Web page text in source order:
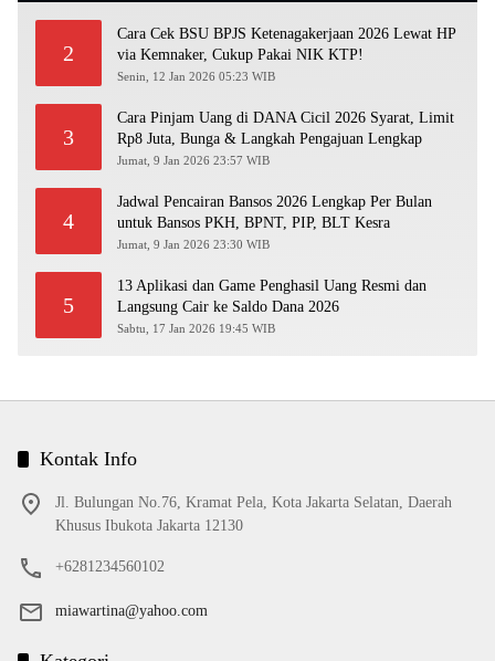
2
Cara Cek BSU BPJS Ketenagakerjaan 2026 Lewat HP
via Kemnaker, Cukup Pakai NIK KTP!
Senin, 12 Jan 2026 05:23 WIB
3
Cara Pinjam Uang di DANA Cicil 2026 Syarat, Limit
Rp8 Juta, Bunga & Langkah Pengajuan Lengkap
Jumat, 9 Jan 2026 23:57 WIB
4
Jadwal Pencairan Bansos 2026 Lengkap Per Bulan
untuk Bansos PKH, BPNT, PIP, BLT Kesra
Jumat, 9 Jan 2026 23:30 WIB
5
13 Aplikasi dan Game Penghasil Uang Resmi dan
Langsung Cair ke Saldo Dana 2026
Sabtu, 17 Jan 2026 19:45 WIB
Kontak Info
Jl. Bulungan No.76, Kramat Pela, Kota Jakarta Selatan, Daerah
Khusus Ibukota Jakarta 12130
+6281234560102
miawartina@yahoo.com